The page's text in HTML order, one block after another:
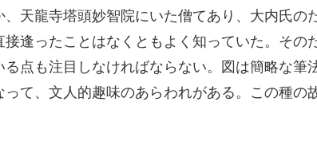
天龍寺塔頭妙智院にいた僧てあり、大内氏の
逢ったことはなくともよく知っていた。その
点も注目しなければならない。図は簡略な筆
て、文人的趣味のあらわれがある。この種の